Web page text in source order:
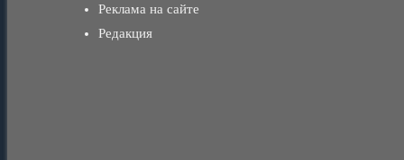
Реклама на сайте
Редакция